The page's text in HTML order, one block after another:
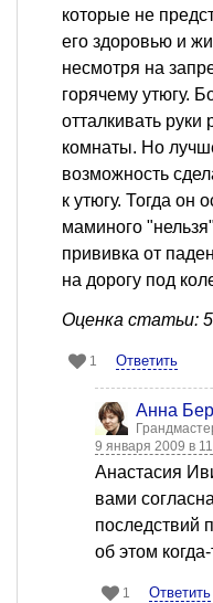
которые не
его здоровью и
несмотря на
горячему утюгу.
отталкивать руки
комнаты. Но
возможность
к утюгу. Тогда он
маминого
прививка от
на дорогу под
Оценка статьи: 5
1 Ответить
Анна
9 января 2009 в
Анастасия
вами
последствий
об этом
1 Ответить